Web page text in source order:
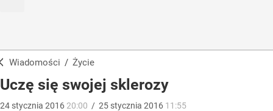
Wiadomości / Życie
Uczę się swojej sklerozy
24 stycznia 2016 20:00 / 25 stycznia 2016 11:55